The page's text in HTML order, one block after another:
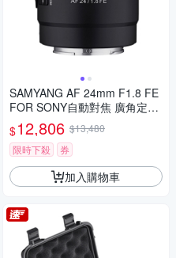
SAMYANG AF 24mm F1.8 FE
FOR SONY自動對焦 廣角定焦
鏡頭 (公司貨)
$12,806 $13,480
限時下殺
券
加入購物車